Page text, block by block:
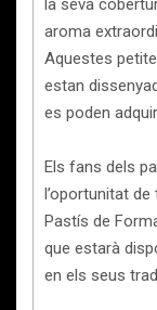
aroma
Aquestes
estan
es poden
Els fans dels
l’oportunitat
Pastís de
que estarà
en els seus